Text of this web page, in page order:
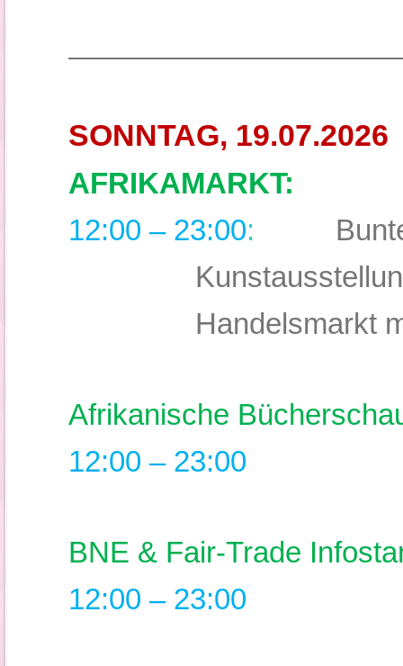
SONNTAG, 19.07.2026
AFRIKAMARKT:
12:00 – 23:00:
Handelsmarkt
Afrikanische
12:00 – 23:00
BNE & Fair-Trade
12:00 – 23:00